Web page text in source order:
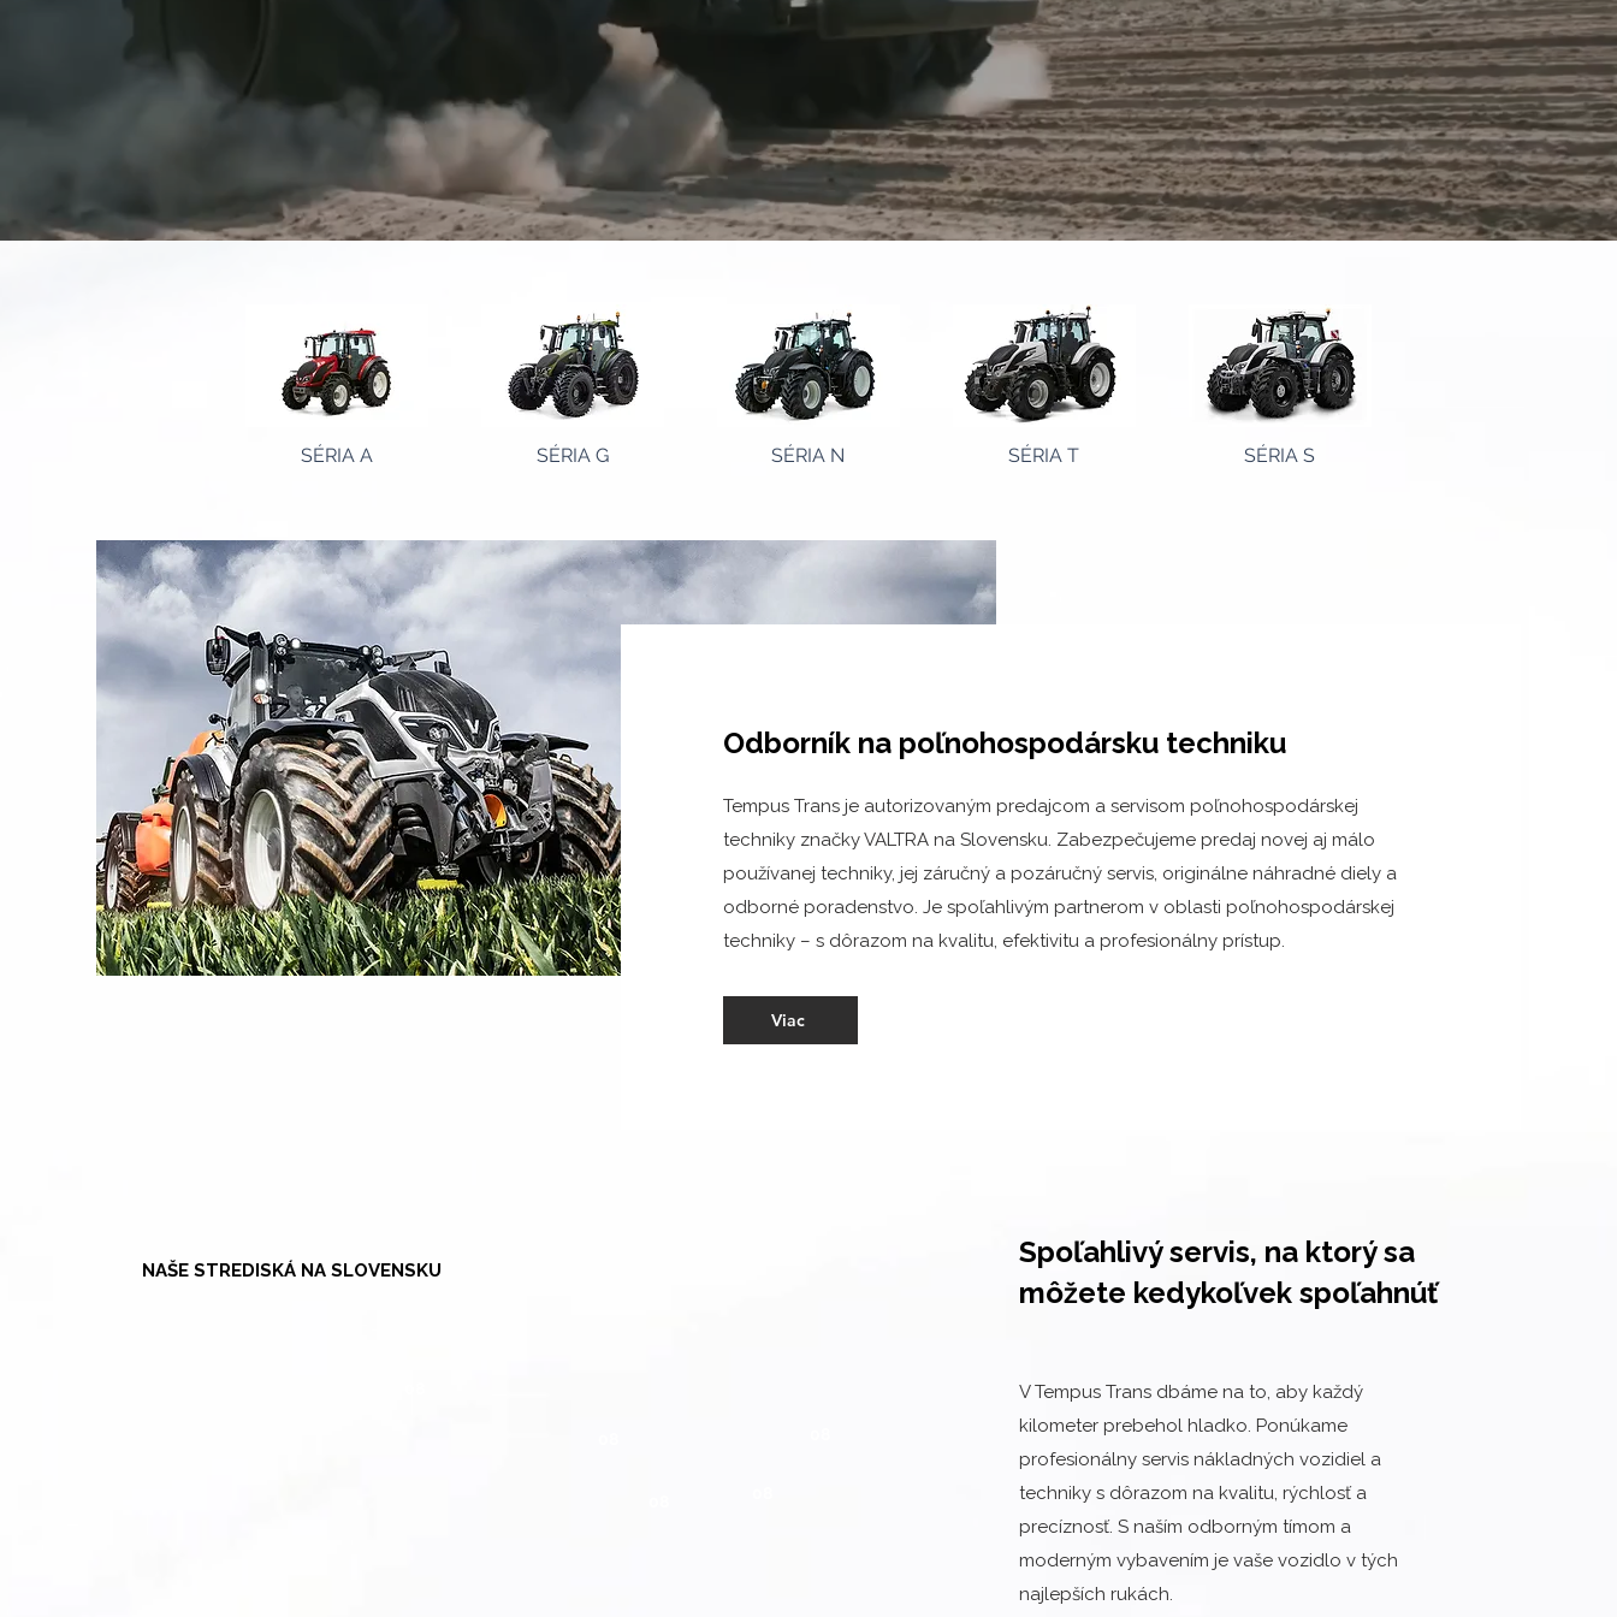
SÉRIA A SÉRIA G SÉRIA N SÉRIA T SÉRIA S
Odborník na poľnohospodársku techniku
Tempus Trans je autorizovaným predajcom a servisom poľnohospodárskej
techniky značky VALTRA na Slovensku. Zabezpečujeme predaj novej aj málo
používanej techniky, jej záručný a pozáručný servis, originálne náhradné diely a
odborné poradenstvo. Je spoľahlivým partnerom v oblasti poľnohospodárskej
techniky – s dôrazom na kvalitu, efektivitu a profesionálny prístup.
Viac
NAŠE STREDISKÁ NA SLOVENSKU
Spoľahlivý servis, na ktorý sa
môžete kedykoľvek spoľahnúť
V Tempus Trans dbáme na to, aby každý
kilometer prebehol hladko. Ponúkame
profesionálny servis nákladných vozidiel a
techniky s dôrazom na kvalitu, rýchlosť a
precíznosť. S naším odborným tímom a
moderným vybavením je vaše vozidlo v tých
najlepších rukách.